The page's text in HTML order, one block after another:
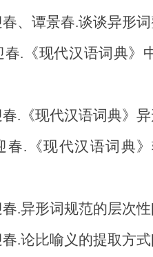
谭景春.谈谈异形词
.《现代汉语词典》
《现代汉语词典》异
.《现代汉语词典》
形词规范的层次性
论比喻义的提取方式